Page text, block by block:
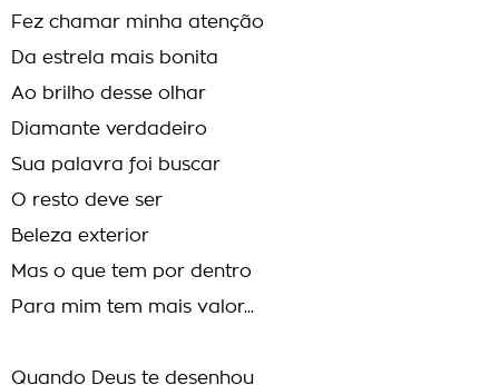
Fez chamar minha atenção
Da estrela mais bonita
Ao brilho desse olhar
Diamante verdadeiro
Sua palavra foi buscar
O resto deve ser
Beleza exterior
Mas o que tem por dentro
Para mim tem mais valor...
Quando Deus te desenhou